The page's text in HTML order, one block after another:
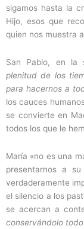
sigamos hasta la
Hijo, esos que
quien nos muestra
San Pablo, en la
plenitud de los
para hacernos a
los cauces
se convierte en
todos los que le
María «no es una
presentarnos a
verdaderamente
el silencio a los
se acercan a
conservándolo